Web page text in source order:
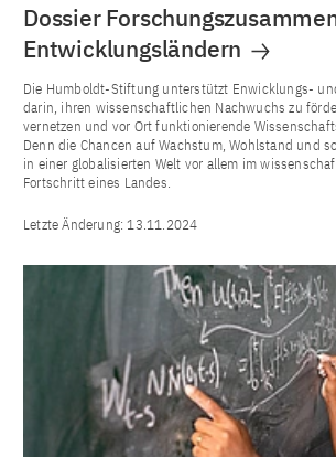
Dossier
Entwicklungsländern
Die Humboldt-Stiftung unterstützt Enwicklungs-
darin, ihren wissenschaftlichen Nachwuchs zu
vernetzen und vor Ort funktionierende
Denn die Chancen auf Wachstum, Wohlstand und
in einer globalisierten Welt vor allem im
Fortschritt eines Landes.
Letzte Änderung:13.11.2024